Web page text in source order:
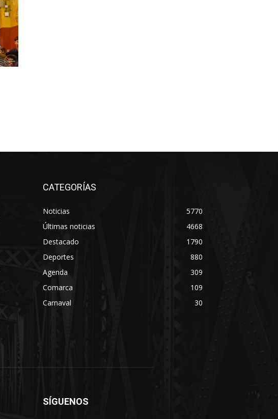
CATEGORÍAS
Noticias
5770
Últimas noticias
4668
Destacado
1790
Deportes
880
Agenda
309
Comarca
109
Carnaval
30
SÍGUENOS